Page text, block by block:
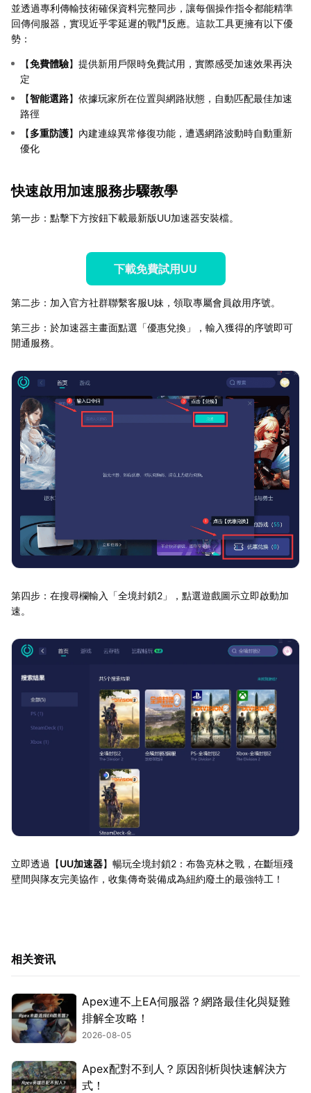
並透過專利傳輸技術確保資料完整同步，讓每個操作指令都能精準
回傳伺服器，實現近乎零延遲的戰鬥反應。這款工具更擁有以下優
勢：
【免費體驗】提供新用戶限時免費試用，實際感受加速效果再決
定
【智能選路】依據玩家所在位置與網路狀態，自動匹配最佳加速
路徑
【多重防護】內建連線異常修復功能，遭遇網路波動時自動重新
優化
快速啟用加速服務步驟教學
第一步：點擊下方按鈕下載最新版UU加速器安裝檔。
下載免費試用UU
第二步：加入官方社群聯繫客服U妹，領取專屬會員啟用序號。
第三步：於加速器主畫面點選「優惠兌換」，輸入獲得的序號即可
開通服務。
第四步：在搜尋欄輸入「全境封鎖2」，點選遊戲圖示立即啟動加
速。
立即透過【UU加速器】暢玩全境封鎖2：布魯克林之戰，在斷垣殘
壁間與隊友完美協作，收集傳奇裝備成為紐約廢土的最強特工！
相关资讯
Apex連不上EA伺服器？網路最佳化與疑難
排解全攻略！
2026-08-05
Apex配對不到人？原因剖析與快速解決方
式！